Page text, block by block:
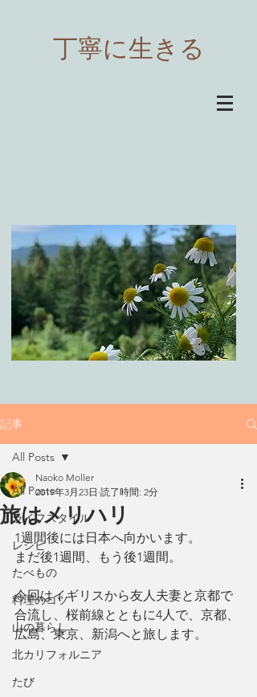
​丁寧に生きる
記事
All Posts
ライフスタイル
レシピ
たべもの
料理のコツ
山の暮らし
北カリフォルニア
たび
All Posts
旅はメリハリ
Naoko Moller
2019年3月23日 読了時間: 2分
1週間後には日本へ向かいます。
まだ後1週間、もう後1週間。
今回はイギリスから友人夫妻と京都で
合流し、桜前線とともに4人で、京都、
広島、東京、新潟へと旅します。